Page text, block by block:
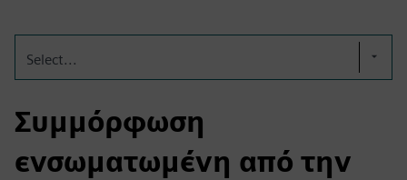
Select...
Συμμόρφωση
ενσωματωμένη από την